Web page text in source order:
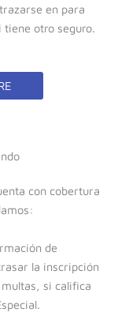
en para
tiene otro seguro.
con cobertura
de
la inscripción
si califica